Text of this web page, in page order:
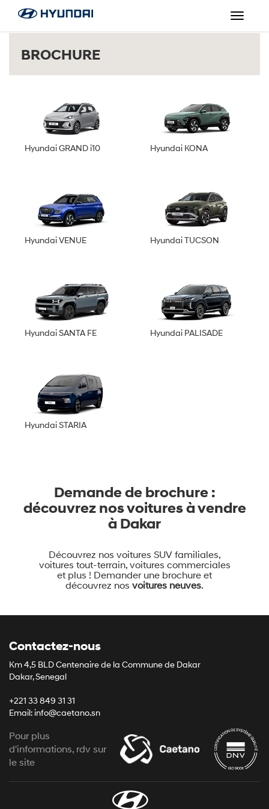
Toggle
BROCHURE
Hyundai GRAND i10 Hyundai KONA
Hyundai VENUE Hyundai TUCSON
Hyundai SANTA FE Hyundai PALISADE
Hyundai STARIA
Demande de brochure :
découvrez nos voitures à vendre
à Dakar
Découvrez nos voitures SUV familiales,
voitures tout-terrain, voitures commerciales
et plus ! Demander une brochure et
découvrez nos voitures neuves.
Contactez-nous
Km 4,5 BLD Centenaire de la Commune de Dakar
Dakar, Senegal
+221 33 849 31 31
Email: info@caetano.sn
Pour plus
d'informations, rdv sur
le site